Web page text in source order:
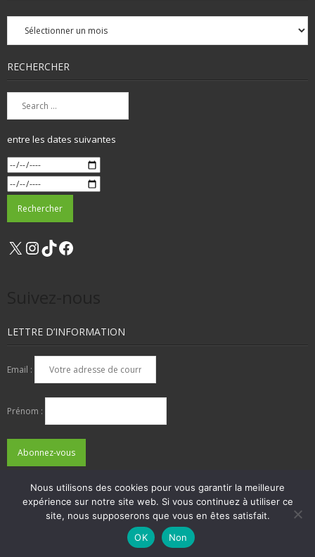
Archives
mensuelles
RECHERCHER
entre les dates suivantes
X Instagram
TikTok
LETTRE D’INFORMATION
Email :
Prénom :
ADHÉSIONS, DONS, CONTACT
MENTIONS LÉGALES
Think Up Themes Ltd. Powered by
Nous utilisons des cookies pour vous garantir la meilleure
expérience sur notre site web. Si vous continuez à utiliser ce
site, nous supposerons que vous en êtes satisfait.
OK
Non